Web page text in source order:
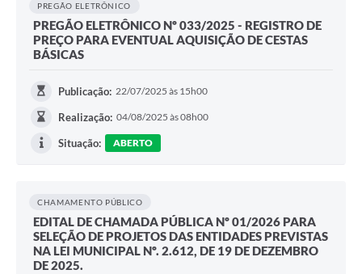
PREGÃO ELETRÔNICO
PREGÃO ELETRÔNICO Nº 033/2025 - REGISTRO DE
PREÇO PARA EVENTUAL AQUISIÇÃO DE CESTAS
BÁSICAS
Publicação: 22/07/2025 às 15h00
Realização: 04/08/2025 às 08h00
Situação: ABERTO
CHAMAMENTO PÚBLICO
EDITAL DE CHAMADA PÚBLICA Nº 01/2026 PARA
SELEÇÃO DE PROJETOS DAS ENTIDADES PREVISTAS
NA LEI MUNICIPAL Nº. 2.612, DE 19 DE DEZEMBRO
DE 2025.